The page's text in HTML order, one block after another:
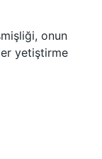
onun
yetiştirme